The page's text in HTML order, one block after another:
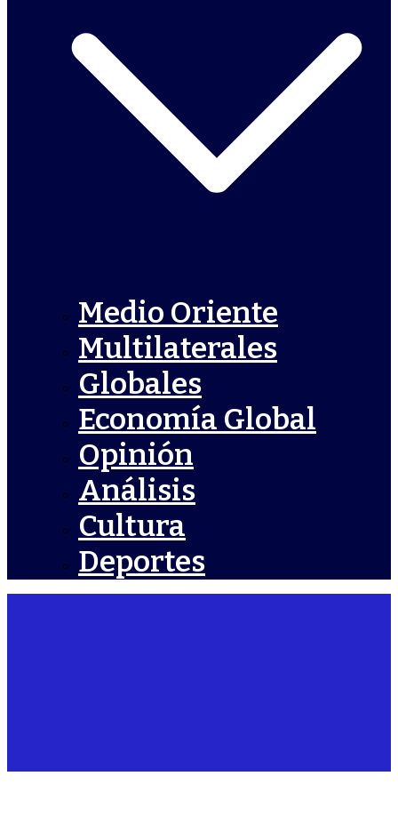
Medio Oriente
Multilaterales
Globales
Economía Global
Opinión
Análisis
Cultura
Deportes